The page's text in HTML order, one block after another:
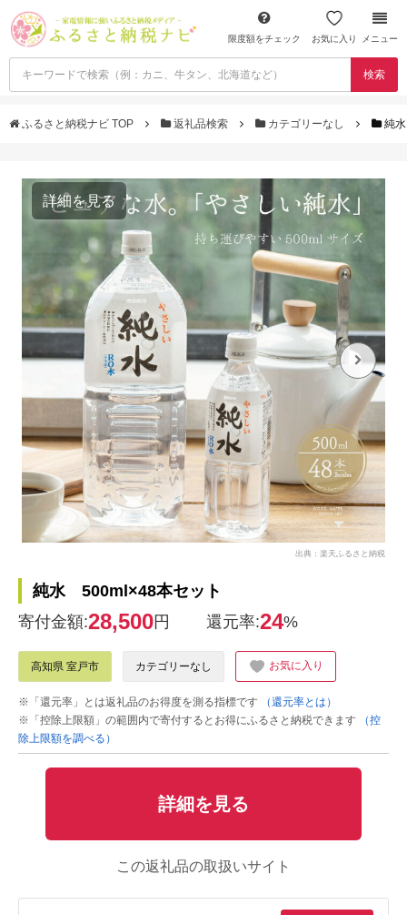
限度額をチェック お気に入り メニュー
検索
ふるさと納税ナビ TOP 返礼品検索 カテゴリーなし 純
詳細を見る
出典：楽天ふるさと納税
純水 500ml×48本セット
寄付金額:28,500円 還元率:24%
高知県 室戸市 カテゴリーなし お気に入り
※「還元率」とは返礼品のお得度を測る指標です
（還元率とは）
※「控除上限額」の範囲内で寄付するとお得にふるさと納税できます
（控
除上限額を調べる）
詳細を見る
この返礼品の取扱いサイト